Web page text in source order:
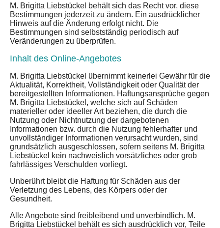
M. Brigitta Liebstückel behält sich das Recht vor, diese
Bestimmungen jederzeit zu ändern. Ein ausdrücklicher
Hinweis auf die Änderung erfolgt nicht. Die
Bestimmungen sind selbstständig periodisch auf
Veränderungen zu überprüfen.
Inhalt des Online-Angebotes
M. Brigitta Liebstückel übernimmt keinerlei Gewähr für die
Aktualität, Korrektheit, Vollständigkeit oder Qualität der
bereitgestellten Informationen. Haftungsansprüche gegen
M. Brigitta Liebstückel, welche sich auf Schäden
materieller oder ideeller Art beziehen, die durch die
Nutzung oder Nichtnutzung der dargebotenen
Informationen bzw. durch die Nutzung fehlerhafter und
unvollständiger Informationen verursacht wurden, sind
grundsätzlich ausgeschlossen, sofern seitens M. Brigitta
Liebstückel kein nachweislich vorsätzliches oder grob
fahrlässiges Verschulden vorliegt.
Unberührt bleibt die Haftung für Schäden aus der
Verletzung des Lebens, des Körpers oder der
Gesundheit.
Alle Angebote sind freibleibend und unverbindlich. M.
Brigitta Liebstückel behält es sich ausdrücklich vor, Teile